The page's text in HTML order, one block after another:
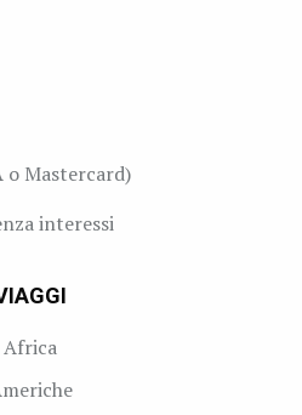
o Mastercard)
interessi
Africa